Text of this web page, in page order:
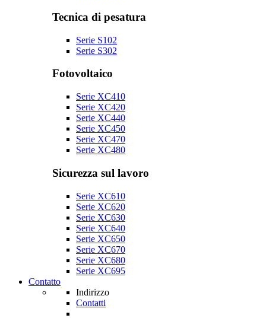
Tecnica di pesatura
Serie S102
Serie S302
Fotovoltaico
Serie XC410
Serie XC420
Serie XC440
Serie XC450
Serie XC470
Serie XC480
Sicurezza sul lavoro
Serie XC610
Serie XC620
Serie XC630
Serie XC640
Serie XC650
Serie XC670
Serie XC680
Serie XC695
Contatto
Indirizzo
Contatti